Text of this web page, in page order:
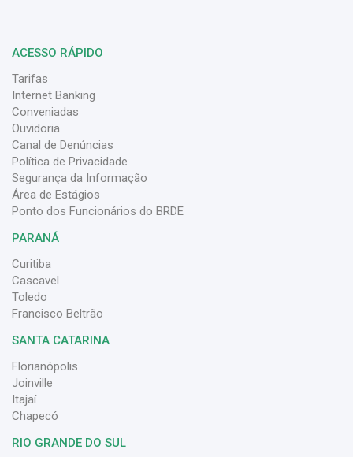
ACESSO RÁPIDO
Tarifas
Internet Banking
Conveniadas
Ouvidoria
Canal de Denúncias
Política de Privacidade
Segurança da Informação
Área de Estágios
Ponto dos Funcionários do BRDE
PARANÁ
Curitiba
Cascavel
Toledo
Francisco Beltrão
SANTA CATARINA
Florianópolis
Joinville
Itajaí
Chapecó
RIO GRANDE DO SUL